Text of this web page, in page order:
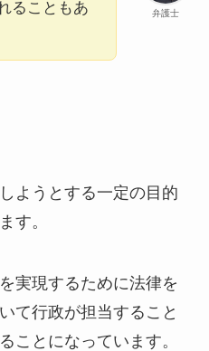
弁護士
ることもあ
ようとする一定の目的
す。
実現するために法律を
て行政が担当すること
ことになっています。